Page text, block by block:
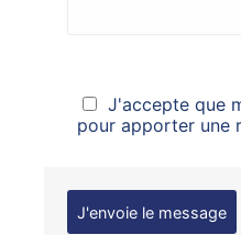
J'accepte que
pour apporter une